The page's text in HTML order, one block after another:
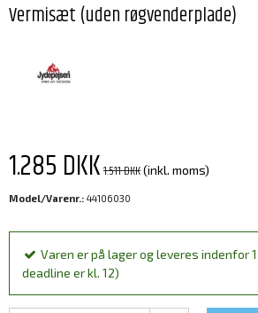
Vermisæt (uden røgvenderplade)
1.285 DKK1.511 DKK(inkl. moms)
Model/Varenr.: 44106030
Varen er på lager og leveres indenfor
deadline er kl. 12)